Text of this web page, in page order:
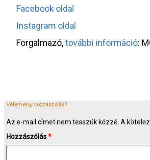
Facebook oldal
Instagram oldal
Forgalmazó,további információ:
Vélemény, hozzászólás?
Az e-mail címet nem tesszük közzé. A
Hozzászólás*